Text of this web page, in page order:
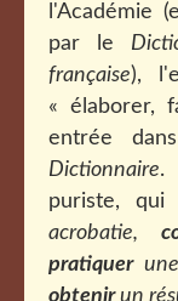
l'Académie
par le
française),
« élaborer,
entrée
Dictionnaire.
puriste,
acrobatie,
pratiquer
obtenirun